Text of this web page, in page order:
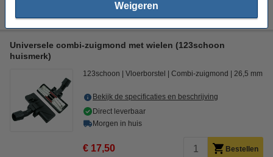
Weigeren
Universele combi-zuigmond met wielen (123schoon
huismerk)
123schoon Vloerborstel Combi-zuigmond 26,5 mm
Bekijk de specificaties en beschrijving
Direct leverbaar
Morgen in huis
€ 17,50 Bestellen